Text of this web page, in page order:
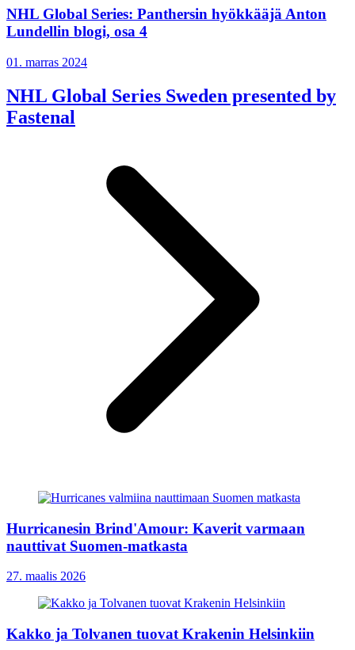
NHL Global Series: Panthersin hyökkääjä Anton
Lundellin blogi, osa 4
01. marras 2024
NHL Global Series Sweden presented by
Fastenal
Hurricanesin Brind'Amour: Kaverit varmaan
nauttivat Suomen-matkasta
27. maalis 2026
Kakko ja Tolvanen tuovat Krakenin Helsinkiin